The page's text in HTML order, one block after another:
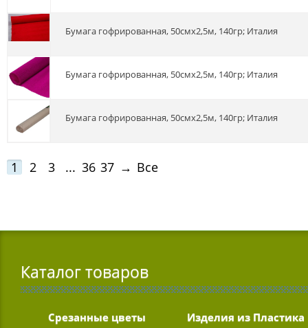
Бумага гофрированная, 50смх2,5м, 140гр; Италия
Бумага гофрированная, 50смх2,5м, 140гр; Италия
Бумага гофрированная, 50смх2,5м, 140гр; Италия
1 2 3 ... 36 37 → Все
Каталог товаров
Срезанные цветы Изделия из Пластика